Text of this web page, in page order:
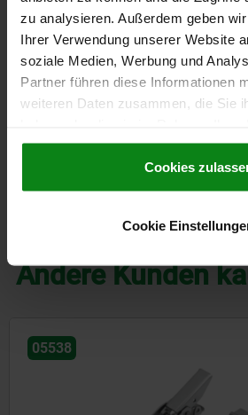
zu analysieren. Außerdem geben
Ihrer Verwendung unserer Website
soziale Medien, Werbung und
Partner führen diese Informationen
weiteren Daten zusammen, die Sie
gesammelt haben.Cookie
Datenschutz|AGB
Cookies
Cookie
20,23 CHF
zzgl. MwSt.
zzgl. Versandkosten
Andere Kunden